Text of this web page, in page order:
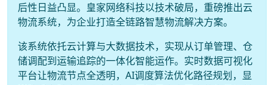
后性日益凸显。皇家网络科技以技术破局，重磅推出云
物流系统，为企业打造全链路智慧物流解决方案。
该系统依托云计算与大数据技术，实现从订单管理、仓
储调配到运输追踪的一体化智能运作。实时数据可视化
平台让物流节点全透明，AI调度算法优化路径规划，显